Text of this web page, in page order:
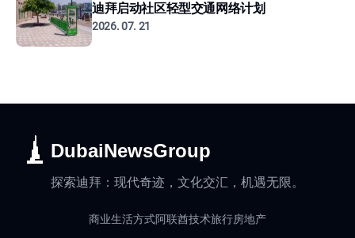
迪拜启动社区轻型交通网络计划
2026. 07. 21
DubaiNewsGroup
探索迪拜：现代奇迹，文化交汇，机遇无限。
商业生活方式阿联酋技术旅行房地产